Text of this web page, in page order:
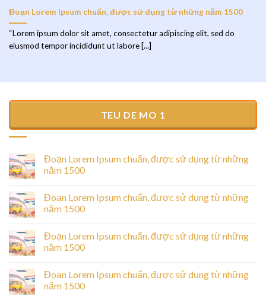
Đoạn Lorem Ipsum chuẩn, được sử dụng từ những năm 1500
“Lorem ipsum dolor sit amet, consectetur adipiscing elit, sed do
eiusmod tempor incididunt ut labore [...]
TEU DE MO 1
Đoạn Lorem Ipsum chuẩn, được sử dụng từ những
năm 1500
Đoạn Lorem Ipsum chuẩn, được sử dụng từ những
năm 1500
Đoạn Lorem Ipsum chuẩn, được sử dụng từ những
năm 1500
Đoạn Lorem Ipsum chuẩn, được sử dụng từ những
năm 1500